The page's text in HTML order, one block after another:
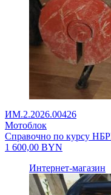
ИМ.2.2026.00426
Мотоблок
Справочно по курсу
1 600,00 BYN
Интернет-магазин